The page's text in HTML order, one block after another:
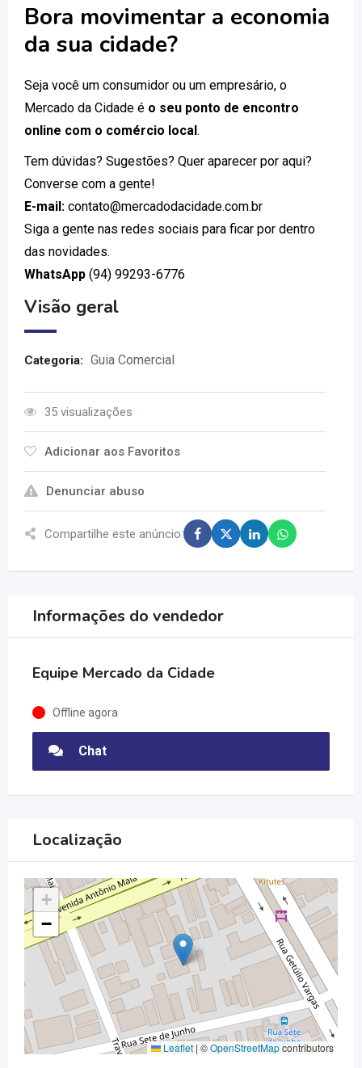
Bora movimentar a economia
da sua cidade?
Seja você um consumidor ou um empresário, o
Mercado da Cidade é o seu ponto de encontro
online com o comércio local.
Tem dúvidas? Sugestões? Quer aparecer por aqui?
Converse com a gente!
E-mail: contato@mercadodacidade.com.br
Siga a gente nas redes sociais para ficar por dentro
das novidades.
WhatsApp (94) 99293-6776
Visão geral
Categoria: Guia Comercial
35 visualizações
Adicionar aos Favoritos
Denunciar abuso
Compartilhe este anúncio:
Informações do vendedor
Equipe Mercado da Cidade
Offline agora
Chat
Localização
+
−
Leaflet | ©OpenStreetMapcontributors